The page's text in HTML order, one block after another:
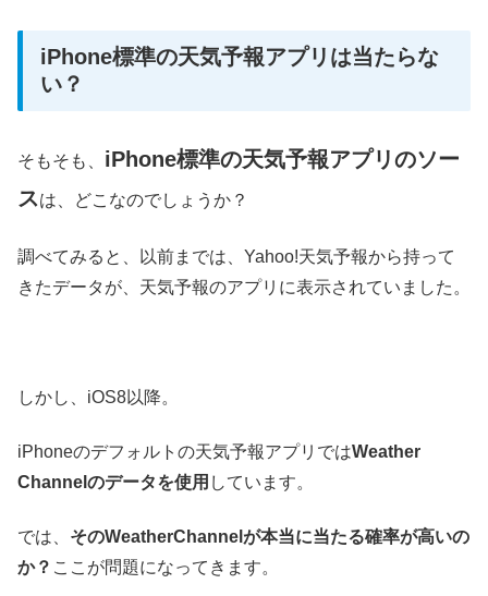
iPhone標準の天気予報アプリは当たらな
い？
そもそも、 iPhone標準の天気予報アプリのソー
スは、どこなのでしょうか？
調べてみると、以前までは、Yahoo!天気予報から持って
きたデータが、天気予報のアプリに表示されていました。
しかし、iOS8以降。
iPhoneのデフォルトの天気予報アプリではWeather
Channelのデータを使用 しています。
では、 そのWeatherChannelが本当に当たる確率が高いの
か？ ここが問題になってきます。